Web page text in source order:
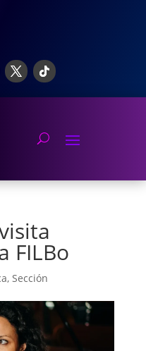
FILBo
, Sección